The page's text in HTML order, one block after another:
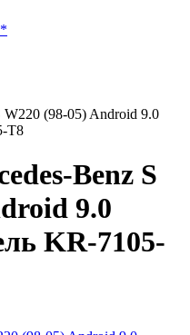
W220 (98-05) Android 9.0
T8
Benz S
9.0
KR-7105-